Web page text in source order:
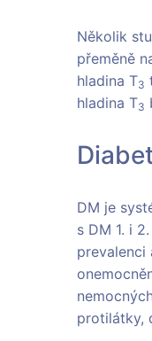
Několik
přeměně
hladina T3
hladina T3
DM je
s DM 1. i
prevalenci
protilátky,